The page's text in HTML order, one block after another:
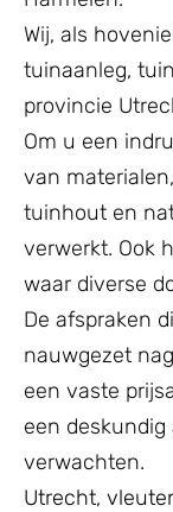
Wij, als
tuinaanleg,
provincie
Om u een
van
tuinhout en
verwerkt. Ook
waar diverse
De afspraken
nauwgezet
een vaste
een
verwachten.
Utrecht,